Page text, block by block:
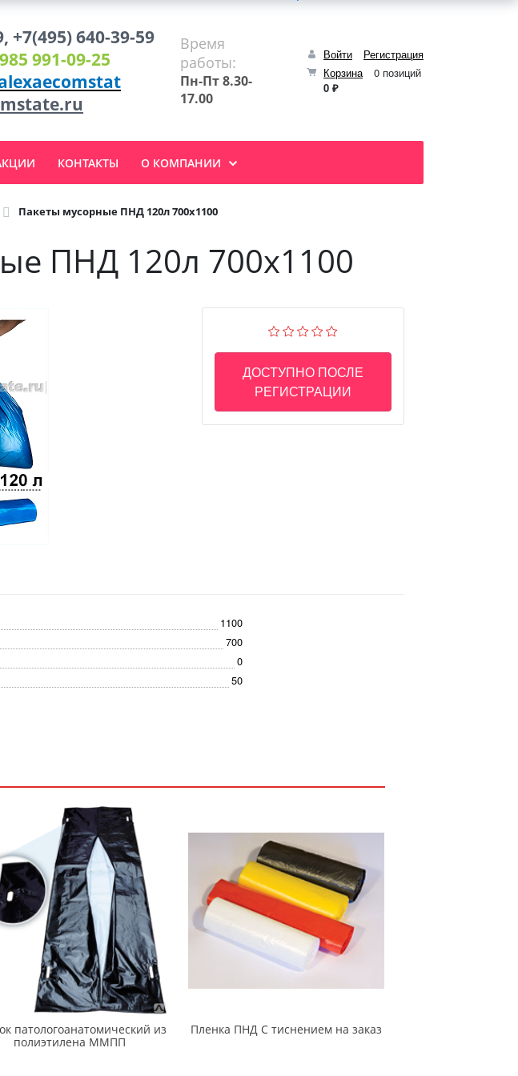
Войти
Регистрация
Корзина
0 позиций
0 ₽
+7(495) 640-39-59
991-09-25
Время
работы:
Пн-Пт 8.30-
17.00
КОНТАКТЫ О КОМПАНИИ
Пакеты мусорные ПНД 120л 700х1100
ПНД 120л 700х1100
ДОСТУПНО ПОСЛЕ
РЕГИСТРАЦИИ
1100
700
0
50
патологоанатомический из
полиэтилена ММПП
Пленка ПНД С тиснением на заказ